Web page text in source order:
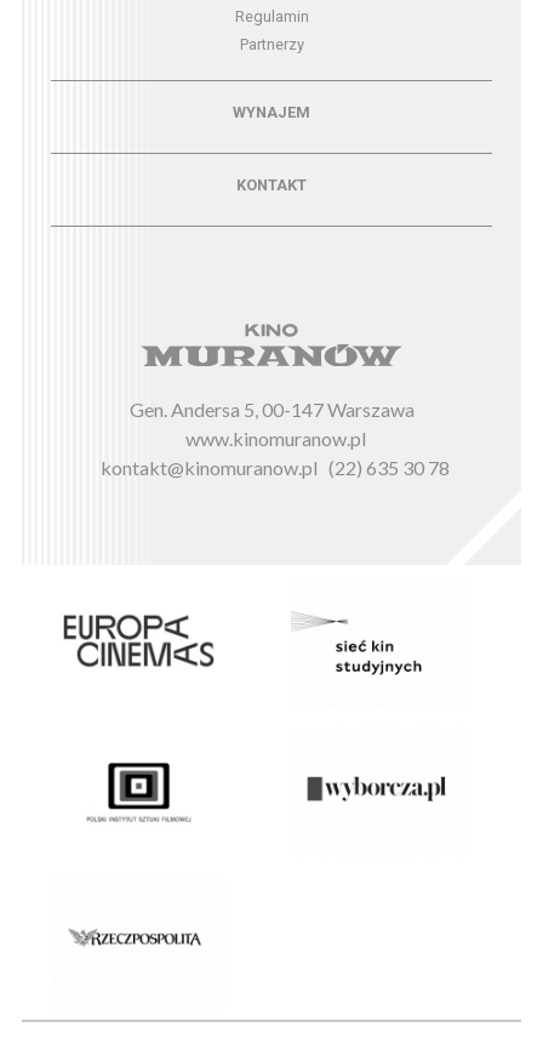
Regulamin
Partnerzy
Menu - wynajemWYNAJEM
KONTAKT
Gen. Andersa 5, 00-147 Warszawa
www.kinomuranow.pl
kontakt@kinomuranow.pl (22) 635 30 78